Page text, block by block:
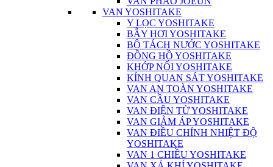
VAN YOSHITAKE
Y LỌC YOSHITAKE
BẪY HƠI YOSHITAKE
BỘ TÁCH NƯỚC YOSHITAKE
ĐỒNG HỒ YOSHITAKE
KHỚP NỐI YOSHITAKE
KÍNH QUAN SÁT YOSHITAKE
VAN AN TOÀN YOSHITAKE
VAN CẦU YOSHITAKE
VAN ĐIỆN TỪ YOSHITAKE
VAN GIẢM ÁP YOSHITAKE
VAN ĐIỀU CHỈNH NHIỆT ĐỘ
YOSHITAKE
VAN 1 CHIỀU YOSHITAKE